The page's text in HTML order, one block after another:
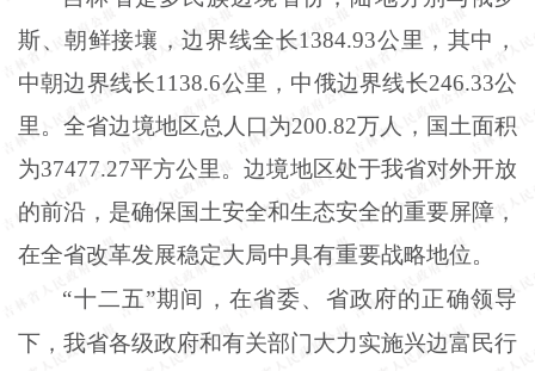
斯、朝鲜接壤，边界线全长1384.93公里，其中，
中朝边界线长1138.6公里，中俄边界线长246.33公
里。全省边境地区总人口为200.82万人，国土面积
为37477.27平方公里。边境地区处于我省对外开放
的前沿，是确保国土安全和生态安全的重要屏障，
在全省改革发展稳定大局中具有重要战略地位。
“十二五”期间，在省委、省政府的正确领导
下，我省各级政府和有关部门大力实施兴边富民行